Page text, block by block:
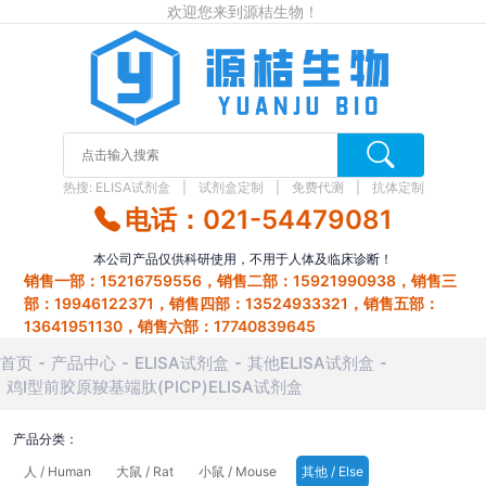
欢迎您来到源桔生物！
热搜: ELISA试剂盒 试剂盒定制 免费代测 抗体定制
电话：021-54479081
本公司产品仅供科研使用，不用于人体及临床诊断！
销售一部：15216759556，销售二部：15921990938，销售三
部：19946122371，销售四部：13524933321，销售五部：
13641951130，销售六部：17740839645
首页 产品中心 ELISA试剂盒
其他ELISA试剂盒
鸡I型前胶原羧基端肽(PICP)ELISA试剂盒
产品分类：
人 / Human
大鼠 / Rat 小鼠 / Mouse 其他 / Else